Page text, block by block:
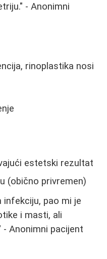
- Anonimni
rinoplastika nosi
estetski rezultat
(obično privremen)
infekciju, pao mi je
i masti, ali
- Anonimni pacijent